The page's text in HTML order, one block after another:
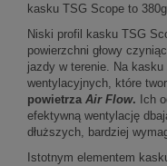
kasku TSG Scope to 380g.
Niski profil kasku TSG
powierzchni głowy
jazdy w terenie. Na
wentylacyjnych, które
powietrzaAir Flow. Ich
efektywną wentylację
dłuższych, bardziej
Istotnym elementem